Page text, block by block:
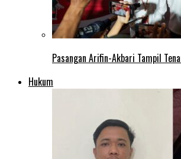
Pasangan Arifin-Akbari Tampil
Hukum